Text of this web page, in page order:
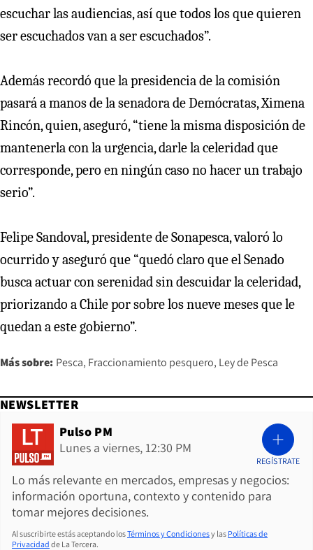
escuchar las audiencias, así que todos los que quieren
ser escuchados van a ser escuchados”.
Además recordó que la presidencia de la comisión
pasará a manos de la senadora de Demócratas, Ximena
Rincón, quien, aseguró, “tiene la misma disposición de
mantenerla con la urgencia, darle la celeridad que
corresponde, pero en ningún caso no hacer un trabajo
serio”.
Felipe Sandoval, presidente de Sonapesca, valoró lo
ocurrido y aseguró que “quedó claro que el Senado
busca actuar con serenidad sin descuidar la celeridad,
priorizando a Chile por sobre los nueve meses que le
quedan a este gobierno”.
Más sobre: Pesca Fraccionamiento pesquero Ley de Pesca
NEWSLETTER
Pulso PM
Lunes a viernes, 12:30 PM
Lo más relevante en mercados, empresas y negocios:
información oportuna, contexto y contenido para
tomar mejores decisiones.
REGÍSTRATE
Al suscribirte estás aceptando losTérminos y Condicionesy las Políticas de
Privacidad de La Tercera.